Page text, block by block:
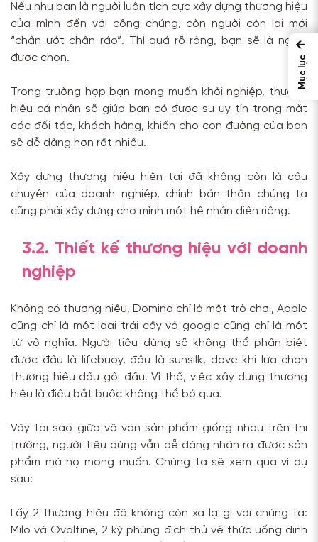
Nếu như bạn là người luôn tích cực xây dựng thương hiệu
của mình đến với công chúng, còn người còn lại mới
“chân ướt chân ráo”. Thì quá rõ ràng, bạn sẽ là người
được chọn.
Trong trường hợp bạn mong muốn khởi nghiệp, thương
hiệu cá nhân sẽ giúp bạn có được sự uy tín trong mắt
các đối tác, khách hàng, khiến cho con đường của bạn
sẽ dễ dàng hơn rất nhiều.
Xây dựng thương hiệu hiện tại đã không còn là câu
chuyện của doanh nghiệp, chính bản thân chúng ta
cũng phải xây dựng cho mình một hệ nhận diện riêng.
3.2. Thiết kế thương hiệu với doanh
nghiệp
Không có thương hiệu, Domino chỉ là một trò chơi, Apple
cũng chỉ là một loại trái cây và google cũng chỉ là một
từ vô nghĩa. Người tiêu dùng sẽ không thể phân biệt
được đâu là lifebuoy, đâu là sunsilk, dove khi lựa chọn
thương hiệu dầu gội đầu. Vì thế, việc xây dựng thương
hiệu là điều bắt buộc không thể bỏ qua.
Vậy tại sao giữa vô vàn sản phẩm giống nhau trên thị
trường, người tiêu dùng vẫn dễ dàng nhận ra được sản
phẩm mà họ mong muốn. Chúng ta sẽ xem qua ví dụ
sau:
Lấy 2 thương hiệu đã không còn xa lạ gì với chúng ta:
Milo và Ovaltine, 2 kỳ phùng địch thủ về thức uống dinh
←
Mục lục